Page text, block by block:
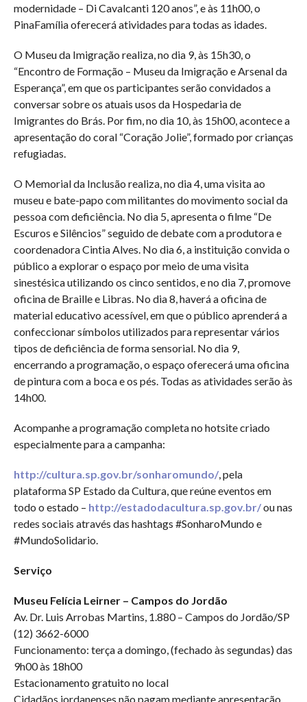
modernidade – Di Cavalcanti 120 anos”, e às 11h00, o
PinaFamília oferecerá atividades para todas as idades.
O Museu da Imigração realiza, no dia 9, às 15h30, o
“Encontro de Formação – Museu da Imigração e Arsenal da
Esperança”, em que os participantes serão convidados a
conversar sobre os atuais usos da Hospedaria de
Imigrantes do Brás. Por fim, no dia 10, às 15h00, acontece a
apresentação do coral “Coração Jolie”, formado por crianças
refugiadas.
O Memorial da Inclusão realiza, no dia 4, uma visita ao
museu e bate-papo com militantes do movimento social da
pessoa com deficiência. No dia 5, apresenta o filme “De
Escuros e Silêncios” seguido de debate com a produtora e
coordenadora Cintia Alves. No dia 6, a instituição convida o
público a explorar o espaço por meio de uma visita
sinestésica utilizando os cinco sentidos, e no dia 7, promove
oficina de Braille e Libras. No dia 8, haverá a oficina de
material educativo acessível, em que o público aprenderá a
confeccionar símbolos utilizados para representar vários
tipos de deficiência de forma sensorial. No dia 9,
encerrando a programação, o espaço oferecerá uma oficina
de pintura com a boca e os pés. Todas as atividades serão às
14h00.
Acompanhe a programação completa no hotsite criado
especialmente para a campanha:
http://cultura.sp.gov.br/sonharomundo/, pela
plataforma SP Estado da Cultura, que reúne eventos em
todo o estado – http://estadodacultura.sp.gov.br/ou nas
redes sociais através das hashtags #SonharoMundo e
#MundoSolidario.
Serviço
Museu Felícia Leirner – Campos do Jordão
Av. Dr. Luis Arrobas Martins, 1.880 – Campos do Jordão/SP
(12) 3662-6000
Funcionamento: terça a domingo, (fechado às segundas) das
9h00 às 18h00
Estacionamento gratuito no local
Cidadãos jordanenses não pagam mediante apresentação